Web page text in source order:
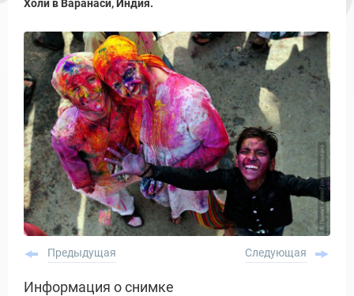
Холи в Варанаси, Индия.
Предыдущая Следующая
Информация о снимке